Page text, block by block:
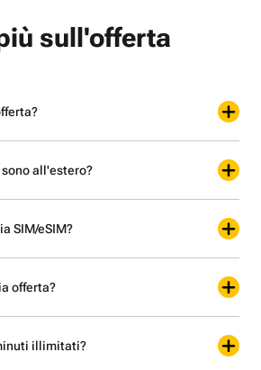
sull'offerta
all'estero?
SIM/eSIM?
offerta?
illimitati?